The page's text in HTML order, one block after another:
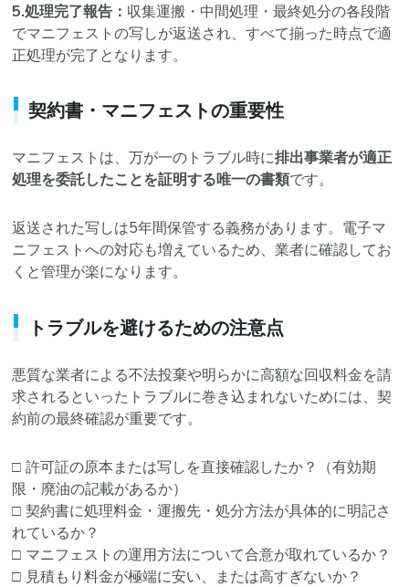
5.処理完了報告： 収集運搬・中間処理・最終処分の各段階
でマニフェストの写しが返送され、すべて揃った時点で適
正処理が完了となります。
契約書・マニフェストの重要性
マニフェストは、万が一のトラブル時に排出事業者が適正
処理を委託したことを証明する唯一の書類です。
返送された写しは5年間保管する義務があります。電子マ
ニフェストへの対応も増えているため、業者に確認してお
くと管理が楽になります。
トラブルを避けるための注意点
悪質な業者による不法投棄や明らかに高額な回収料金を請
求されるといったトラブルに巻き込まれないためには、契
約前の最終確認が重要です。
□許可証の原本または写しを直接確認したか？（有効期
限・廃油の記載があるか）
□契約書に処理料金・運搬先・処分方法が具体的に明記さ
れているか？
□ マニフェストの運用方法について合意が取れているか？
□ 見積もり料金が極端に安い、または高すぎないか？